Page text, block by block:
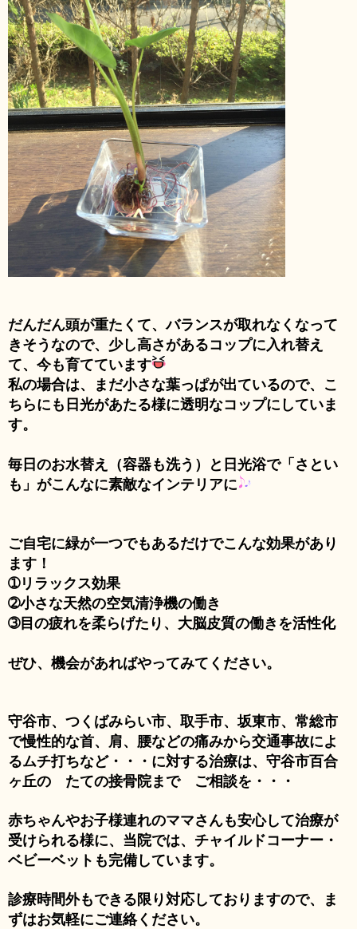
だんだん頭が重たくて、バランスが取れなくなって
きそうなので、少し高さがあるコップに入れ替え
て、今も育てています
私の場合は、まだ小さな葉っぱが出ているので、こ
ちらにも日光があたる様に透明なコップにしていま
す。
毎日のお水替え（容器も洗う）と日光浴で「さとい
も」がこんなに素敵なインテリアに
ご自宅に緑が一つでもあるだけでこんな効果があり
ます！
➀リラックス効果
➁小さな天然の空気清浄機の働き
➂目の疲れを柔らげたり、大脳皮質の働きを活性化
ぜひ、機会があればやってみてください。
守谷市、つくばみらい市、取手市、坂東市、常総市
で慢性的な首、肩、腰などの痛みから交通事故によ
るムチ打ちなど・・・に対する治療は、守谷市百合
ヶ丘の たての接骨院まで ご相談を・・・
赤ちゃんやお子様連れのママさんも安心して治療が
受けられる様に、当院では、チャイルドコーナー・
ベビーベットも完備しています。
診療時間外もできる限り対応しておりますので、ま
ずはお気軽にご連絡ください。